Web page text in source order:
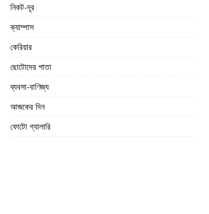
নিকট-দূর
ক্যাম্পাস
কেরিয়ার
ছোটোদের পাতা
ব্যবসা-বাণিজ্য
আজকের দিন
ফোটো গ্যালারি